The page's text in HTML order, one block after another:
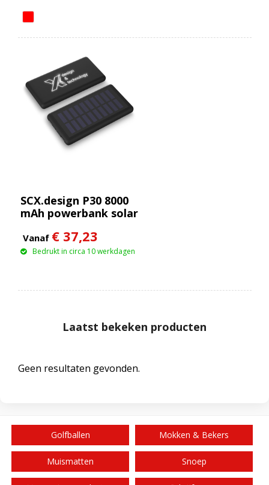
SCX.design P30 8000
mAh powerbank solar
Vanaf € 37,23
Bedrukt in circa 10 werkdagen
Laatst bekeken producten
Geen resultaten gevonden.
Golfballen Mokken & Bekers
Muismatten Snoep